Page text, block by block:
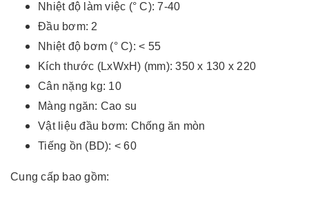
Nhiệt độ làm việc (° C): 7-40
Đầu bơm: 2
Nhiệt độ bơm (° C): < 55
Kích thước (LxWxH) (mm): 350 x 130 x 220
Cân nặng kg: 10
Màng ngăn: Cao su
Vật liệu đầu bơm: Chống ăn mòn
Tiếng ồn (BD): < 60
Cung cấp bao gồm: